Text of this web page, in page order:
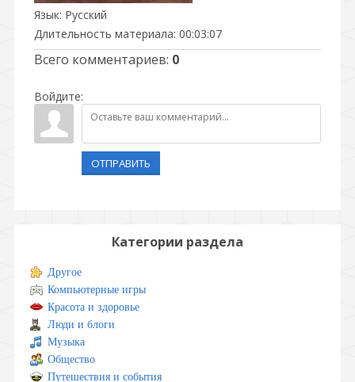
Язык: Русский
Длительность материала: 00:03:07
Всего комментариев: 0
Войдите:
ОТПРАВИТЬ
Категории раздела
Другое
Компьютерные игры
Красота и здоровье
Люди и блоги
Музыка
Общество
Путешествия и события